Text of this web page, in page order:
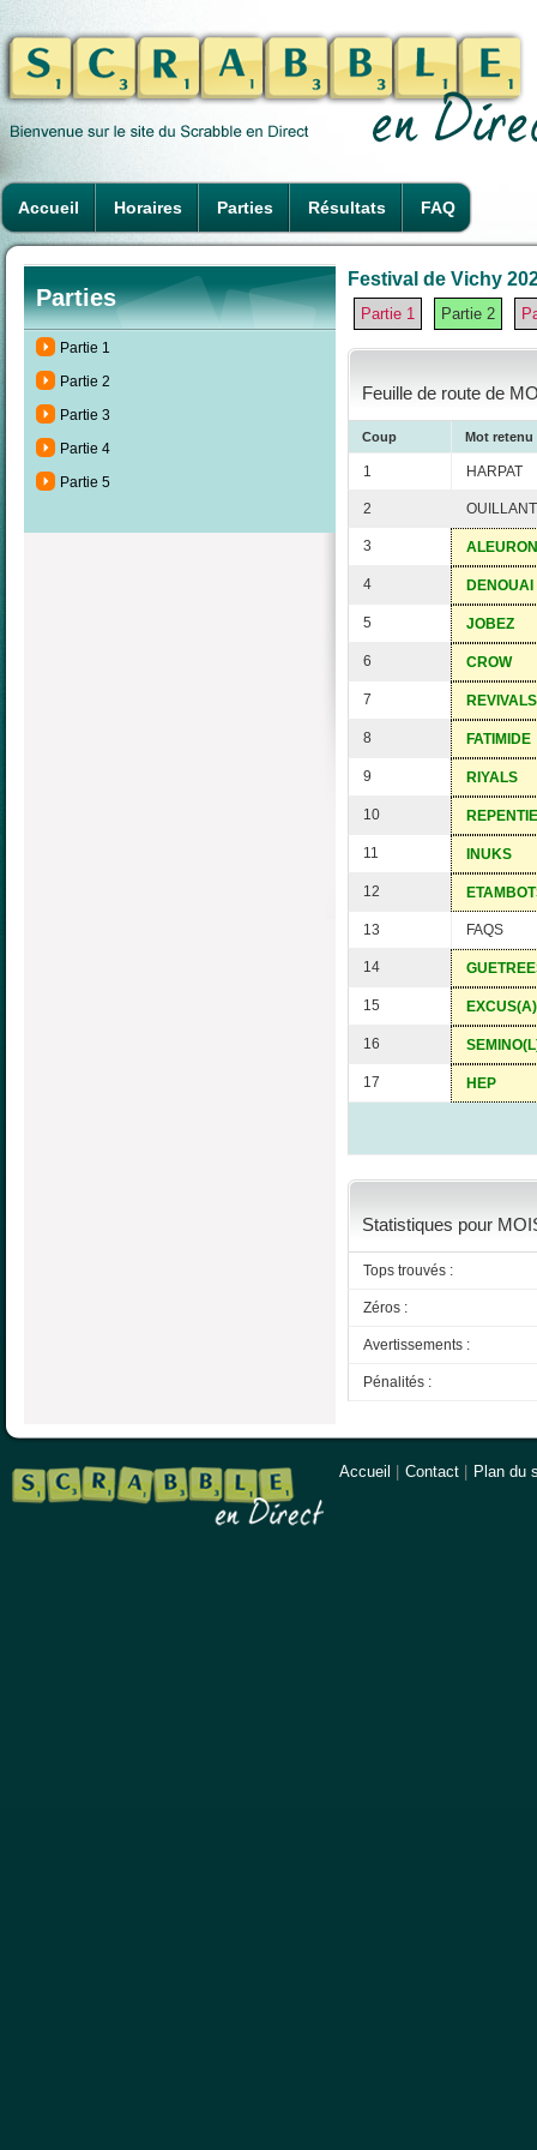
Accueil Horaires Parties Résultats FAQ
Parties
Partie 1
Partie 2
Partie 3
Partie 4
Partie 5
Festival de Vichy
Partie 1 Partie 2
Feuille de route de
Coup Mot retenu
1 HARPAT
2 OUILLANT
3
4 DENOUAI
5 JOBEZ
6 CROW
7 REVIVALS
8 FATIMIDE
9 RIYALS
10 REPENTIE
11 INUKS
12
13 FAQS
14
15
16
17 HEP
Statistiques pour
Tops trouvés :
Zéros :
Avertissements :
Pénalités :
Accueil Contact Plan du